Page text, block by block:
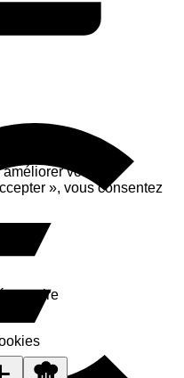
votre
», vous consentez